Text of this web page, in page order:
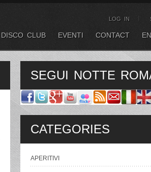
LOG IN
DISCO CLUB EVENTI CONTACT
SEGUI NOTTE
CATEGORIES
APERITIVI